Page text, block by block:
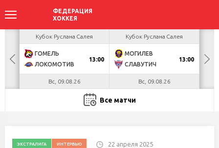
БУЛ
Кубок Руслана Салея
ГОМЕЛЬ
ЛОКОМОТИВ
13:00
Вс, 09.08.26
Кубок Руслана Салея
МОГИЛЕВ
СЛАВУТИЧ
13:00
Вс, 09.08.26
Все матчи
ЭКСТРАЛИГА ИНТЕРВЬЮ 22 апреля 2025